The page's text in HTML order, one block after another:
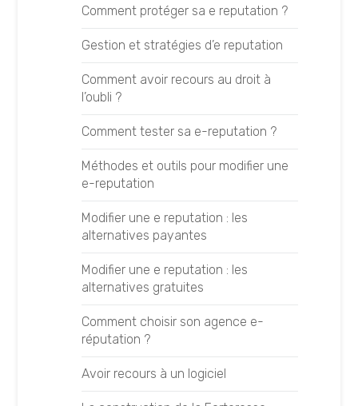
Google Search Console
Google Analytics
Google Tag Manager
GTMetrix
SEMRush
Majestic SEO
MyPoseo
Semji
SEOQuake
Yooda Insight
Optimisations Techniques
Comment protéger sa e reputation ?
Gestion et stratégies d’e reputation
Comment avoir recours au droit à
l’oubli ?
Comment tester sa e-reputation ?
Méthodes et outils pour modifier une
e-reputation
Modifier une e reputation : les
alternatives payantes
Modifier une e reputation : les
alternatives gratuites
Comment choisir son agence e-
réputation ?
Avoir recours à un logiciel